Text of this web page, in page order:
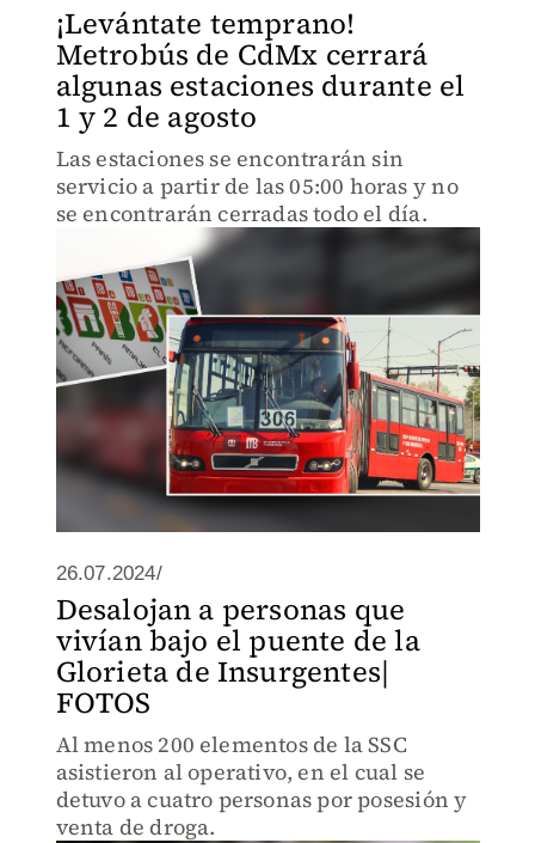
¡Levántate temprano!
Metrobús de CdMx cerrará
algunas estaciones durante el
1 y 2 de agosto
Las estaciones se encontrarán sin
servicio a partir de las 05:00 horas y no
se encontrarán cerradas todo el día.
26.07.2024/
Desalojan a personas que
vivían bajo el puente de la
Glorieta de Insurgentes|
FOTOS
Al menos 200 elementos de la SSC
asistieron al operativo, en el cual se
detuvo a cuatro personas por posesión y
venta de droga.